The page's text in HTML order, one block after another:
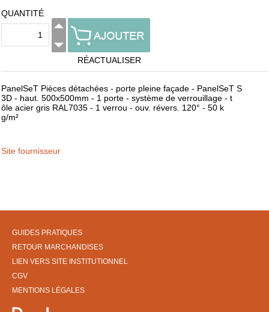
QUANTITÉ
RÉACTUALISER
PanelSeT Pièces détachées - porte pleine façade - PanelSeT S
3D - haut. 500x500mm - 1 porte - système de verrouillage - t
ôle acier gris RAL7035 - 1 verrou - ouv. révers. 120° - 50 k
g/m²
Site fournisseur
GUIDES PRATIQUES
RETOUR MARCHANDISES
LIEN VERS SITE INSTITUTIONNEL
CGV
MENTIONS LÉGALES